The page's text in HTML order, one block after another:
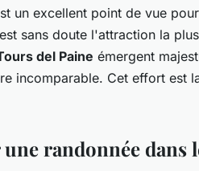
un excellent point de vue
est sans doute l'attraction la
del Paine émergent
incomparable. Cet effort est
randonnée dans